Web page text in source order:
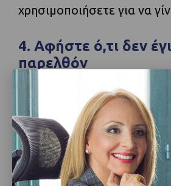
χρησιμοποιήσετε για να
4. Αφήστε ό,τι δεν
παρελθόν
Το να εστιάζετε σε όσα
δεν θα αλλάξει το
μπορεί να σας εγκλωβίσει
κύκλο αρνητικών σκέψεων
συναισθημάτων. Στρέψτε